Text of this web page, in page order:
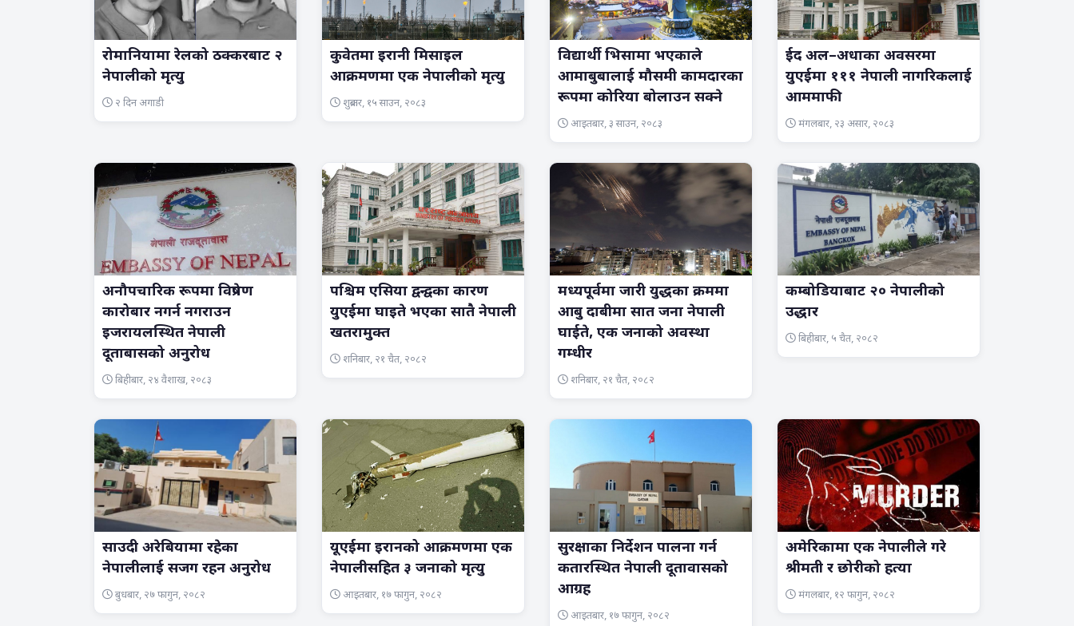
रोमानियामा रेलको ठक्करबाट २
नेपालीको मृत्यु
२ दिन अगाडी
कुवेतमा इरानी मिसाइल
आक्रमणमा एक नेपालीको मृत्यु
शुक्रबार, १५ साउन, २०८३
विद्यार्थी भिसामा भएकाले
आमाबुबालाई मौसमी कामदारका
रूपमा कोरिया बोलाउन सक्ने
आइतबार, ३ साउन, २०८३
ईद अल–अधाका अवसरमा
युएईमा १११ नेपाली नागरिकलाई
आममाफी
मंगलबार, २३ असार, २०८३
अनौपचारिक रूपमा विप्रेषण
कारोबार नगर्न नगराउन
इजरायलस्थित नेपाली
दूताबासको अनुरोध
बिहीबार, २४ वैशाख, २०८३
पश्चिम एसिया द्वन्द्वका कारण
युएईमा घाइते भएका सातै नेपाली
खतरामुक्त
शनिबार, २१ चैत, २०८२
मध्यपूर्वमा जारी युद्धका क्रममा
आबु दाबीमा सात जना नेपाली
घाईते, एक जनाको अवस्था
गम्धीर
शनिबार, २१ चैत, २०८२
कम्बोडियाबाट २० नेपालीको
उद्धार
बिहीबार, ५ चैत, २०८२
साउदी अरेबियामा रहेका
नेपालीलाई सजग रहन अनुरोध
बुधबार, २७ फागुन, २०८२
यूएईमा इरानको आक्रमणमा एक
नेपालीसहित ३ जनाको मृत्यु
आइतबार, १७ फागुन, २०८२
सुरक्षाका निर्देशन पालना गर्न
कतारस्थित नेपाली दूतावासको
आग्रह
आइतबार, १७ फागुन, २०८२
अमेरिकामा एक नेपालीले गरे
श्रीमती र छोरीको हत्या
मंगलबार, १२ फागुन, २०८२